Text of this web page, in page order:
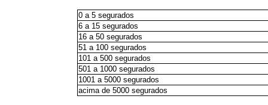
0 a 5 segurados
6 a 15 segurados
16 a 50 segurados
51 a 100 segurados
101 a 500 segurados
501 a 1000 segurados
1001 a 5000 segurados
acima de 5000 segurados